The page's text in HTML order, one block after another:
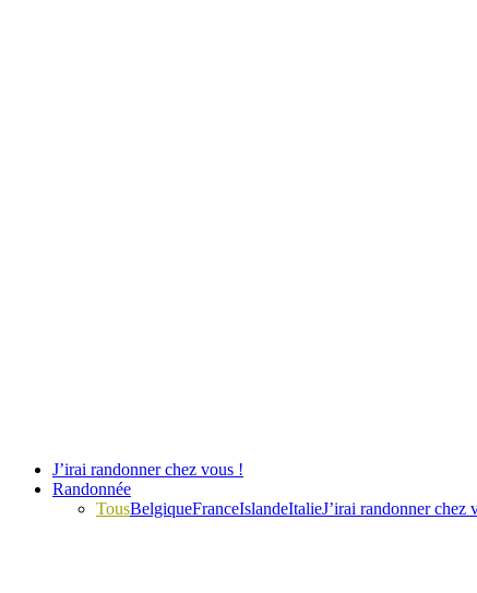
J’irai randonner chez vous !
Randonnée
TousBelgiqueFranceIslandeItalieJ’irai randonner chez